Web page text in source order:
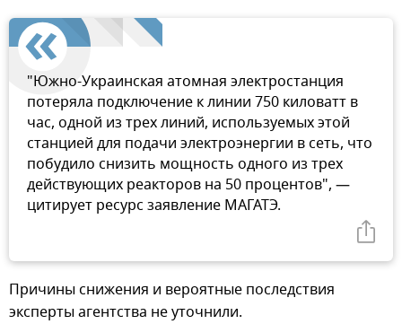
"Южно-Украинская атомная электростанция
потеряла подключение к линии 750 киловатт в
час, одной из трех линий, используемых этой
станцией для подачи электроэнергии в сеть, что
побудило снизить мощность одного из трех
действующих реакторов на 50 процентов", —
цитирует ресурс заявление МАГАТЭ.
Причины снижения и вероятные последствия
эксперты агентства не уточнили.